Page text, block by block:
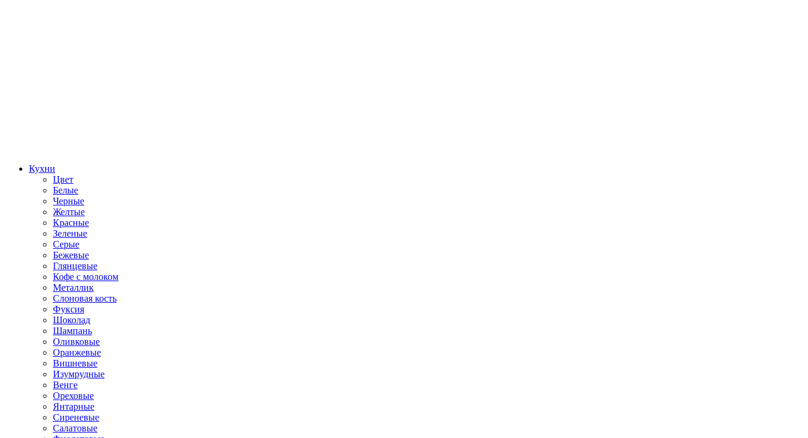
Кухни
Цвет
Белые
Черные
Желтые
Красные
Зеленые
Серые
Бежевые
Глянцевые
Кофе с молоком
Металлик
Слоновая кость
Фуксия
Шоколад
Шампань
Оливковые
Оранжевые
Вишневые
Изумрудные
Венге
Ореховые
Янтарные
Сиреневые
Салатовые